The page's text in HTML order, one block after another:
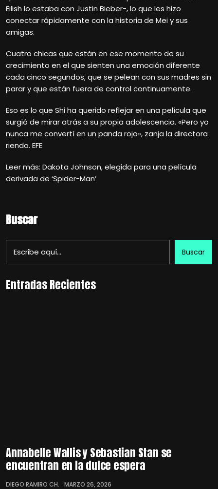
Eilish lo estaba con Justin Bieber-, lo que les hizo
conectar rápidamente con la historia de Mei y sus
amigas.
Cuatro chicas que están en ese momento de su
crecimiento en el que sienten una emoción diferente
cada cinco segundos, que se pelean con sus madres sin
parar y que están fuera de control continuamente.
Eso es lo que Shi ha querido reflejar en una película que
surgió de mirar atrás a su propia adolescencia. «Pero yo
nunca me convertí en un panda rojo», zanja la directora
riendo. EFE
Leer más: Dakota Johnson, elegida para una película
derivada de ‘Spider-Man’
Buscar
Buscar
Entradas Recientes
Annabelle Wallis y Sebastian Stan se
encuentran en la dulce espera
DIEGO RAMIRO CH. MARZO 26, 2026